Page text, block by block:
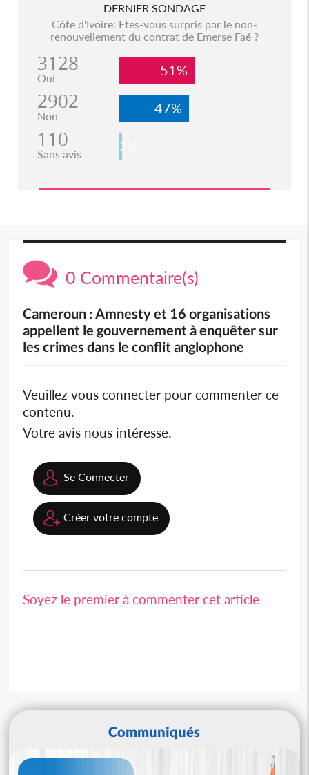
DERNIER SONDAGE
Côte d'Ivoire: Etes-vous surpris par le non-
renouvellement du contrat de Emerse Faé ?
3128
Oui 51%
2902
Non 47%
110
Sans avis 2%
0 Commentaire(s)
Cameroun : Amnesty et 16 organisations
appellent le gouvernement à enquêter sur
les crimes dans le conflit anglophone
Veuillez vous connecter pour commenter ce
contenu.
Votre avis nous intéresse.
Se Connecter
Créer votre compte
Soyez le premier à commenter cet article
Communiqués